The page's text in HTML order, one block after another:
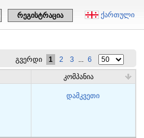
ქართული
რეგისტრაცია
გვერდი 1 2 3 ... 6
კომპანია
დამკვეთი